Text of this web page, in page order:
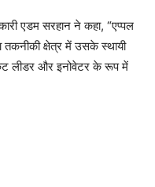
एडम सरहान ने कहा, “एप्पल
क्षेत्र में उसके स्थायी
लीडर और इनोवेटर के रूप में